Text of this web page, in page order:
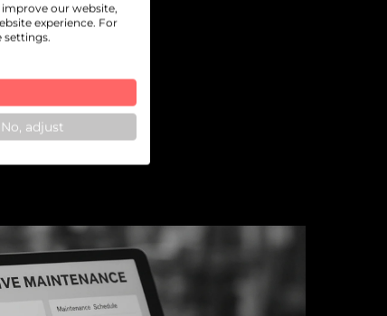
our website,
experience. For
settings.
No, adjust